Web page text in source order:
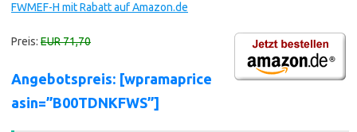
FWMEF-H mit Rabatt auf Amazon.de
Preis: EUR 71,70
Angebotspreis: [wpramaprice
asin=”B00TDNKFWS”]